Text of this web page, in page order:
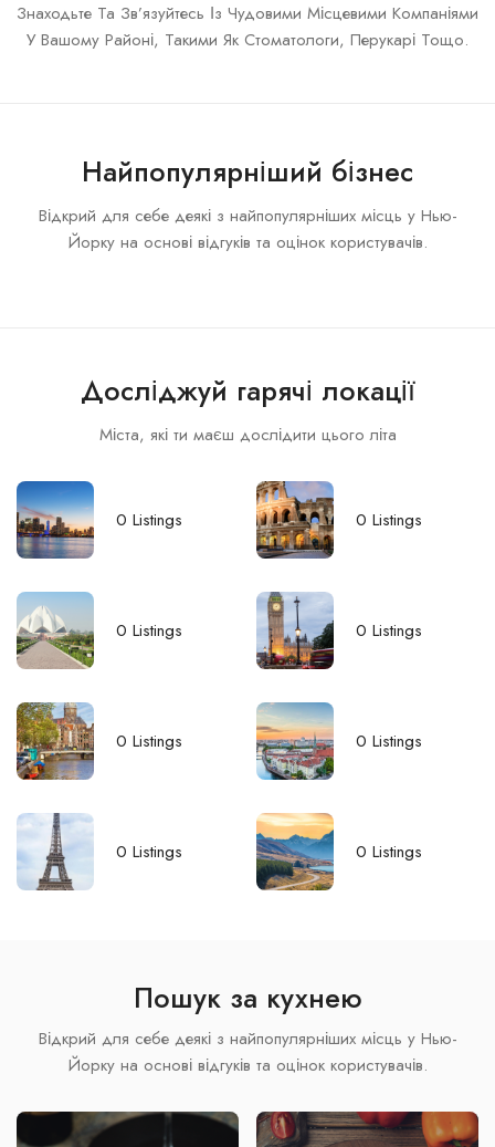
Знаходьте Та Зв’язуйтесь Із Чудовими Місцевими Компаніями
У Вашому Районі, Такими Як Стоматологи, Перукарі Тощо.
Найпопулярніший бізнес
Відкрий для себе деякі з найпопулярніших місць у Нью-
Йорку на основі відгуків та оцінок користувачів.
Досліджуй гарячі локації
Міста, які ти маєш дослідити цього літа
0 Listings 0 Listings
0 Listings 0 Listings
0 Listings 0 Listings
0 Listings 0 Listings
Пошук за кухнею
Відкрий для себе деякі з найпопулярніших місць у Нью-
Йорку на основі відгуків та оцінок користувачів.